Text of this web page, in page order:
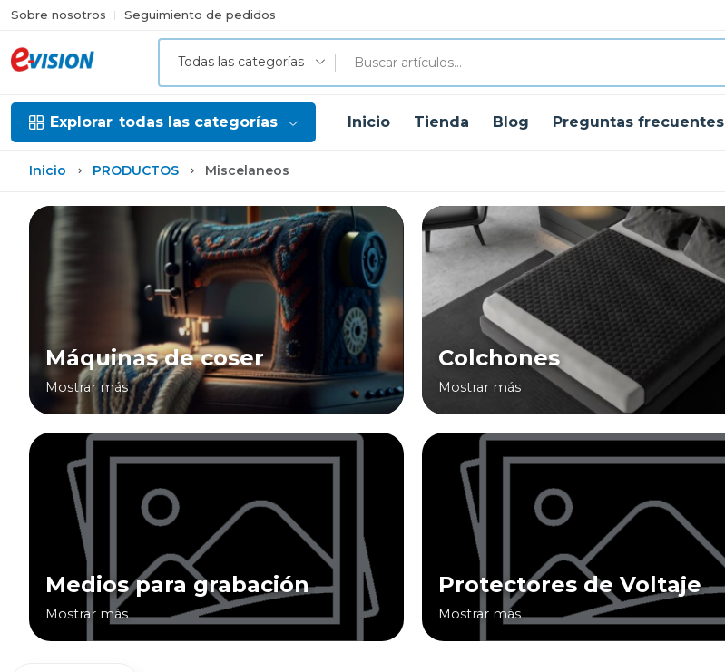
Sobre nosotros Seguimiento de pedidos
Todas las categorías
Explorar todas las categorías Inicio Tienda Blog Preguntas frecuentes
Inicio PRODUCTOS Miscelaneos
Máquinas de coser
Mostrar más
Colchones
Mostrar más
Medios para grabación
Mostrar más
Protectores de Voltaje
Mostrar más